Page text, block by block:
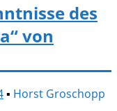
des
von
▪ Horst Groschopp